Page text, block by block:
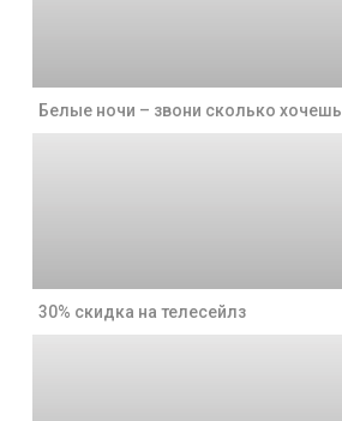
Белые ночи – звони сколько хочешь
30% скидка на телесейлз